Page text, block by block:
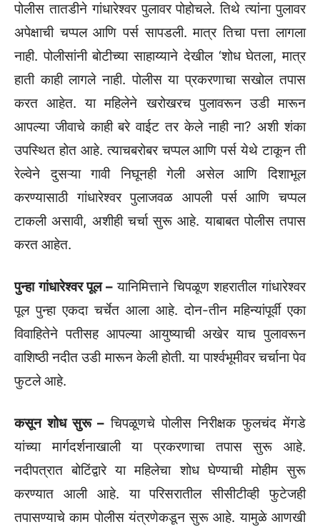
पोलीस तातडीने गांधारेश्वर पुलावर पोहोचले. तिथे त्यांना पुलावर
अपेक्षाची चप्पल आणि पर्स सापडली. मात्र तिचा पत्ता लागला
नाही. पोलीसांनी बोटीच्या साहाय्याने देखील ‘शोध घेतला, मात्र
हाती काही लागले नाही. पोलीस या प्रकरणाचा सखोल तपास
करत आहेत. या महिलेने खरोखरच पुलावरून उडी मारून
आपल्या जीवाचे काही बरे वाईट तर केले नाही ना? अशी शंका
उपस्थित होत आहे. त्याचबरोबर चप्पल आणि पर्स येथे टाकून ती
रेल्वेने दुसऱ्या गावी निघूनही गेली असेल आणि दिशाभूल
करण्यासाठी गांधारेश्वर पुलाजवळ आपली पर्स आणि चप्पल
टाकली असावी, अशीही चर्चा सुरू आहे. याबाबत पोलीस तपास
करत आहेत.
पुन्हा गांधारेश्वर पूल –यानिमित्ताने चिपळूण शहरातील गांधारेश्वर
पूल पुन्हा एकदा चर्चेत आला आहे. दोन-तीन महिन्यांपूर्वी एका
विवाहितेने पतीसह आपल्या आयुष्याची अखेर याच पुलावरून
वाशिष्ठी नदीत उडी मारून केली होती. या पार्श्वभूमीवर चर्चाना पेव
फुटले आहे.
कसून शोध सुरू – चिपळूणचे पोलीस निरीक्षक फुलचंद मेंगडे
यांच्या मार्गदर्शनाखाली या प्रकरणाचा तपास सुरू आहे.
नदीपत्रात बोटिंद्वारे या महिलेचा शोध घेण्याची मोहीम सुरू
करण्यात आली आहे. या परिसरातील सीसीटीव्ही फुटेजही
तपासण्याचे काम पोलीस यंत्रणेकडून सुरू आहे. यामुळे आणखी